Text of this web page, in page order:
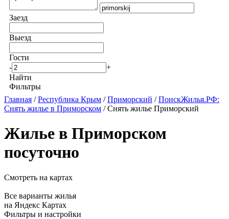
Заезд
Выезд
Гости
-
+
Найти
Фильтры
Главная /Республика Крым /Приморский /ПоискЖилья.РФ:
Снять жилье в Приморском / Снять жилье Приморский
Жилье в Приморском
посуточно
Смотреть на картах
Все варианты жилья
на Яндекс Картах
Фильтры и настройки